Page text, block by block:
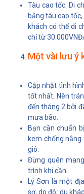
Tàu cao tốc: Di
bằng tàu cao
khách có thể di
chỉ từ
Một vài lưu ý
Cập nhật tình
tốt nhất. Nên
đến tháng 2 bởi
mưa bão.
Bạn cần chuẩn
kem chống nắng
gió.
Đừng quên
trình khi cần.
Lý Sơn là một
sơ, do đó, du